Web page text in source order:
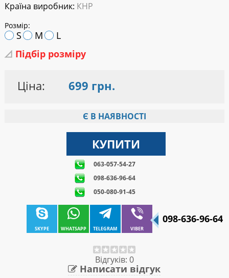
Країна виробник: КНР
Розмір:
S M
L
Підбір розміру
Ціна: 699 грн.
Є В НАЯВНОСТІ
063-057-54-27
098-636-96-64
050-080-91-45
SKYPE WHATSAPP TELEGRAM VIBER
098-636-96-64
Відгуків: 0
Написати відгук